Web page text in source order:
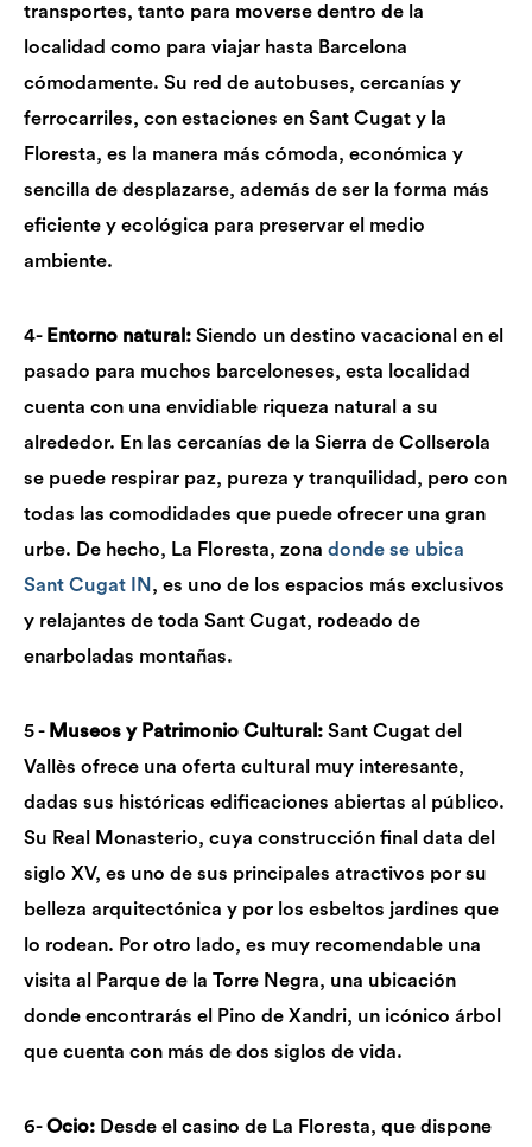
transportes, tanto para moverse dentro de la
localidad como para viajar hasta Barcelona
cómodamente. Su red de autobuses, cercanías y
ferrocarriles, con estaciones en Sant Cugat y la
Floresta, es la manera más cómoda, económica y
sencilla de desplazarse, además de ser la forma más
eficiente y ecológica para preservar el medio
ambiente.
4- Entorno natural: Siendo un destino vacacional en el
pasado para muchos barceloneses, esta localidad
cuenta con una envidiable riqueza natural a su
alrededor. En las cercanías de la Sierra de Collserola
se puede respirar paz, pureza y tranquilidad, pero con
todas las comodidades que puede ofrecer una gran
urbe. De hecho, La Floresta, zona donde se ubica
Sant Cugat IN , es uno de los espacios más exclusivos
y relajantes de toda Sant Cugat, rodeado de
enarboladas montañas.
5 - Museos y Patrimonio Cultural: Sant Cugat del
Vallès ofrece una oferta cultural muy interesante,
dadas sus históricas edificaciones abiertas al público.
Su Real Monasterio, cuya construcción final data del
siglo XV, es uno de sus principales atractivos por su
belleza arquitectónica y por los esbeltos jardines que
lo rodean. Por otro lado, es muy recomendable una
visita al Parque de la Torre Negra, una ubicación
donde encontrarás el Pino de Xandri, un icónico árbol
que cuenta con más de dos siglos de vida.
6-Ocio: Desde el casino de La Floresta, que dispone